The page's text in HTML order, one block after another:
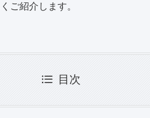
ご紹介します。
目次